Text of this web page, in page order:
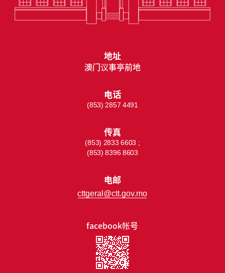
facebook帐号
地址
澳门议事亭前地
电话
(853) 2857 4491
传真
(853) 2833 6603 ;
(853) 8396 8603
电邮
cttgeral@ctt.gov.mo